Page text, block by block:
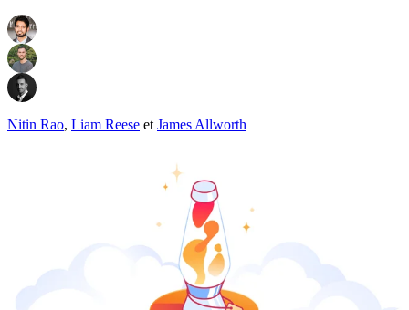
Nitin Rao, Liam Reese et James Allworth